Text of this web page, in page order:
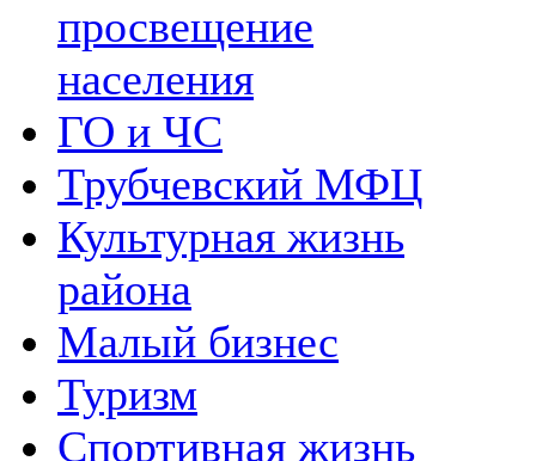
просвещение
населения
ГО и ЧС
Трубчевский МФЦ
Культурная жизнь
района
Малый бизнес
Туризм
Спортивная жизнь